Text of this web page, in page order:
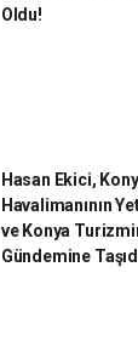
Oldu!
Hasan Ekici,
Havalimanının
ve Konya
Gündemine